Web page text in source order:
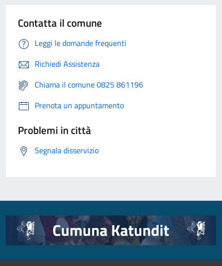
Contatta il comune
Leggi le domande frequenti
Richiedi Assistenza
Chiama il comune 0825 861196
Prenota un appuntamento
Problemi in città
Segnala disservizio